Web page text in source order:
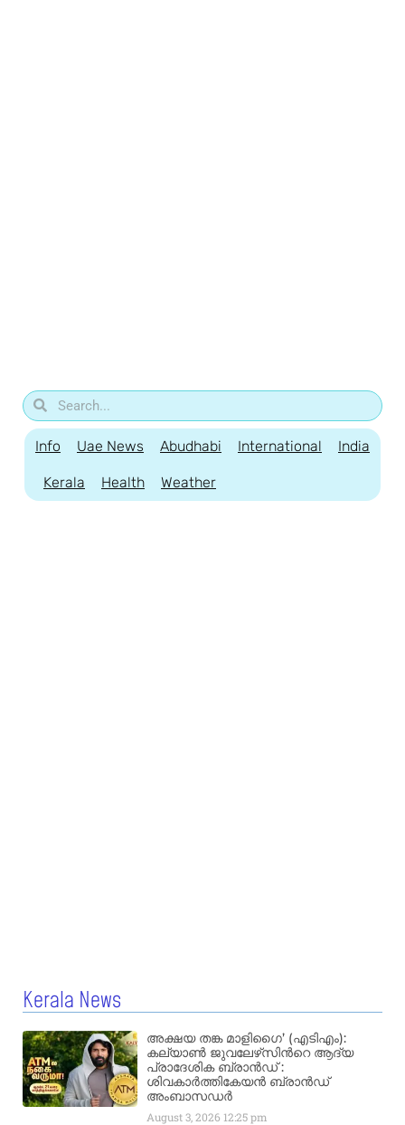
Info Uae News Abudhabi International India
Kerala Health Weather
Kerala News
അക്ഷയ തങ്ക മാളിഗൈ’ (എടിഎം):
കല്യാണ്‍ ജുവലേഴ്‌സിന്‍റെ ആദ്യ
പ്രാദേശിക ബ്രാന്‍ഡ് :
ശിവകാര്‍ത്തികേയന്‍ ബ്രാന്‍ഡ്
അംബാസഡര്‍
August 3, 2026 12:25 pm